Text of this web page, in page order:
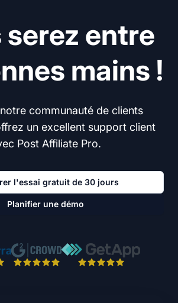
serez entre
mains !
communauté de clients
un excellent support client
Post Affiliate Pro.
l'essai gratuit de 30 jours
Planifier une démo